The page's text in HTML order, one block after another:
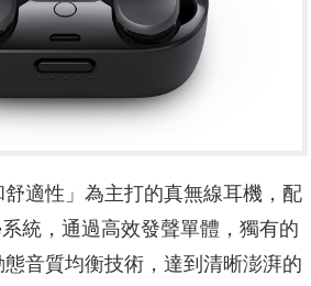
適性」為主打的真無線耳機，配
統，通過高效發聲單體，獨有的
音質均衡技術，達到清晰澎湃的